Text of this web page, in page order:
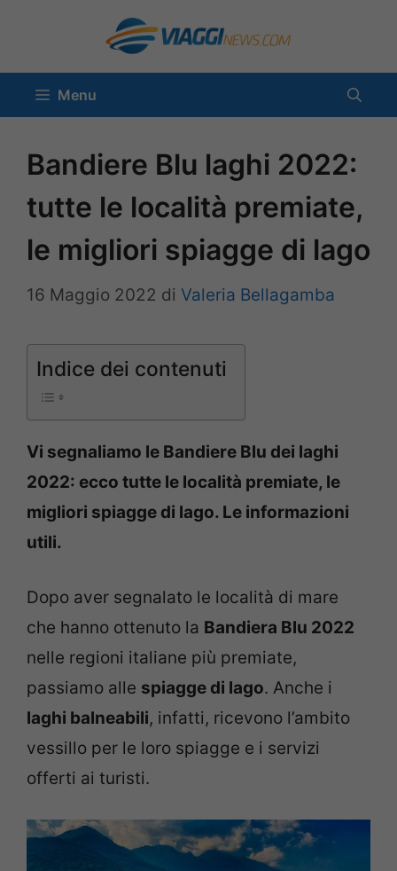
contenuto
Menu
Bandiere Blu laghi 2022:
tutte le località premiate,
le migliori spiagge di lago
16 Maggio 2022 di Valeria Bellagamba
Indice dei contenuti
Vi segnaliamo le Bandiere Blu dei laghi
2022: ecco tutte le località premiate, le
migliori spiagge di lago. Le informazioni
utili.
Dopo aver segnalato le località di mare
che hanno ottenuto la Bandiera Blu 2022
nelle regioni italiane più premiate,
passiamo alle spiagge di lago. Anche i
laghi balneabili, infatti, ricevono l’ambito
vessillo per le loro spiagge e i servizi
offerti ai turisti.